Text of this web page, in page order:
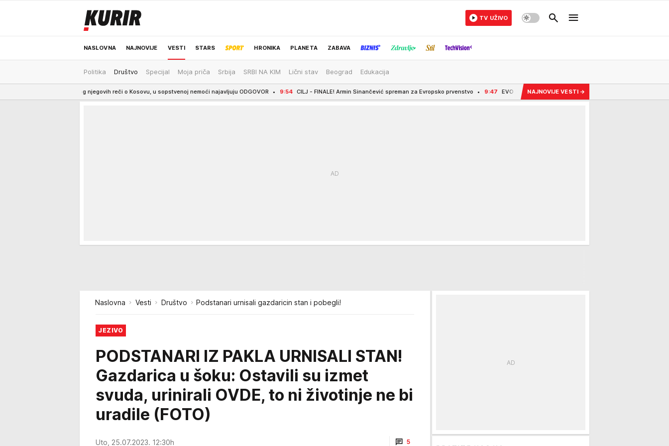
NASLOVNA NAJNOVIJE VESTI STARS HRONIKA PLANETA ZABAVA
ODRŽIVA BUDUĆNOST REGION NEWS IZBOR UREDNIKA
TV UŽIVO
Politika Društvo Specijal Moja priča Srbija SRBI NA KIM Lični stav Beograd Edukacija
su zbog njegovih reči o Kosovu, u sopstvenoj nemoći najavljuju ODGOVOR 9:54 CILJ - FINALE! Armin Sinančević spreman za Evropsko prvenstvo 9:47 EVO GA KONAČNO MODŽTABA HAMNEI? PRVI SNIMAK VRHOVNOG VOĐE!
NAJNOVIJE VESTI →
Naslovna Vesti Društvo Podstanari urnisali gazdaricin stan i pobegli!
JEZIVO
PODSTANARI IZ PAKLA URNISALI STAN!
Gazdarica u šoku: Ostavili su izmet
svuda, urinirali OVDE, to ni životinje ne bi
uradile (FOTO)
Uto, 25.07.2023. 12:30h 5